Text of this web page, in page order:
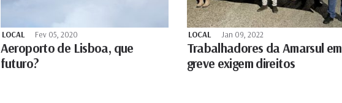
LOCAL Fev 05, 2020
Aeroporto de Lisboa, que
futuro?
LOCAL Jan 09, 2022
Trabalhadores da Amarsul em
greve exigem direitos